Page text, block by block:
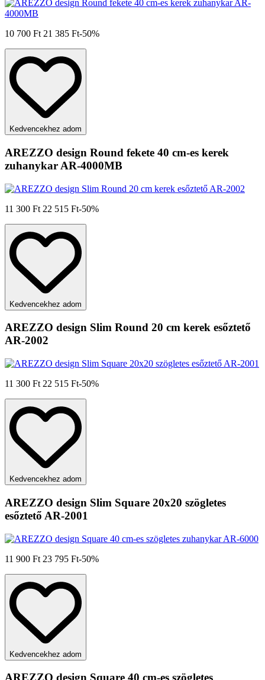
10 700 Ft 21 385 Ft-50%
Kedvencekhez adom
AREZZO design Round fekete 40 cm-es kerek
zuhanykar AR-4000MB
11 300 Ft 22 515 Ft-50%
Kedvencekhez adom
AREZZO design Slim Round 20 cm kerek esőztető
AR-2002
11 300 Ft 22 515 Ft-50%
Kedvencekhez adom
AREZZO design Slim Square 20x20 szögletes
esőztető AR-2001
11 900 Ft 23 795 Ft-50%
Kedvencekhez adom
AREZZO design Square 40 cm-es szögletes